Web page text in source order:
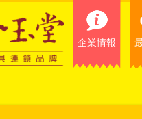
企業情報